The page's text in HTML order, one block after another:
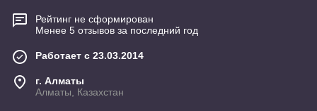
Рейтинг не сформирован
Менее 5 отзывов за последний год
Работает с 23.03.2014
г. Алматы
Алматы, Казахстан